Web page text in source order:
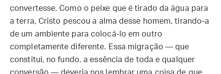
convertesse. Como o peixe que é tirado da água para
a terra, Cristo pescou a alma desse homem, tirando-a
de um ambiente para colocá-lo em outro
completamente diferente. Essa migração — que
constitui, no fundo, a essência de toda e qualquer
conversão — deveria nos lembrar uma coisa de que